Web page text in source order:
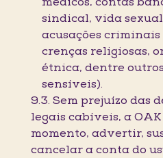
sindical, vida
acusações criminais
crenças religiosas,
étnica, dentre
sensíveis).
9.3. Sem prejuízo das
legais cabíveis, a
momento, advertir,
cancelar a conta do